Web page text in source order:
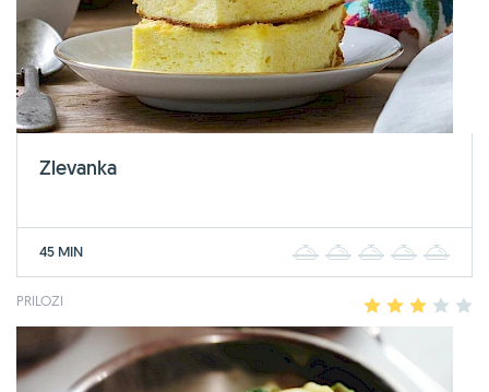
Zlevanka
45 MIN 2 3 4
PRILOZI 2 3 4